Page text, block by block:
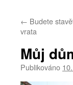
webu
← Budete
vrata
Můj
Publikováno